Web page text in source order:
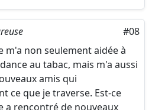
#08
m'a non seulement aidée à
au tabac, mais m'a aussi
amis qui
ce que je traverse. Est-ce
a rencontré de nouveaux